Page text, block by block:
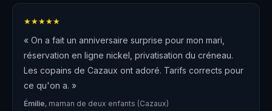
★★★★★
« On a fait un anniversaire surprise pour mon mari,
réservation en ligne nickel, privatisation du créneau.
Les copains de Cazaux ont adoré. Tarifs corrects pour
ce qu'on a. »
Émilie, maman de deux enfants (Cazaux)